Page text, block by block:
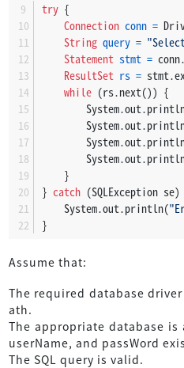
try {
Connection conn =
String query =
Statement stmt =
ResultSet rs =
while (rs.next()) {
    }
} catch (SQLException
    System.out.println(
}
Assume that:
The required database
ath.
The appropriate database is
userName, and passWord
The SQL query is valid.